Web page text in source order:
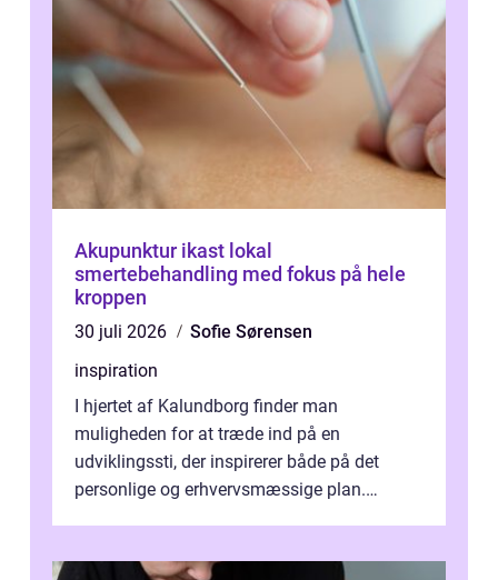
Akupunktur ikast lokal
smertebehandling med fokus på hele
kroppen
30 juli 2026
Sofie Sørensen
inspiration
I hjertet af Kalundborg finder man
muligheden for at træde ind på en
udviklingssti, der inspirerer både på det
personlige og erhvervsmæssige plan.